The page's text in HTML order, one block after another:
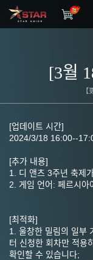
[3월
[업데이트 시간]
2024/3/18 16:00--
[추가 내용]
1. 디 앤츠 3주년 축제
2. 게임 언어: 페르시아
[최적화]
1. 울창한 밀림의 일부
터 신청한 회차만 적용
확인할 수 있습니다;